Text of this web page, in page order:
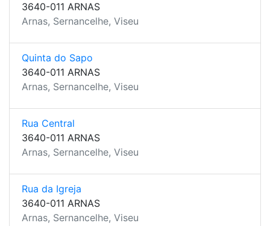
3640-011 ARNAS
Arnas, Sernancelhe, Viseu
Quinta do Sapo
3640-011 ARNAS
Arnas, Sernancelhe, Viseu
Rua Central
3640-011 ARNAS
Arnas, Sernancelhe, Viseu
Rua da Igreja
3640-011 ARNAS
Arnas, Sernancelhe, Viseu